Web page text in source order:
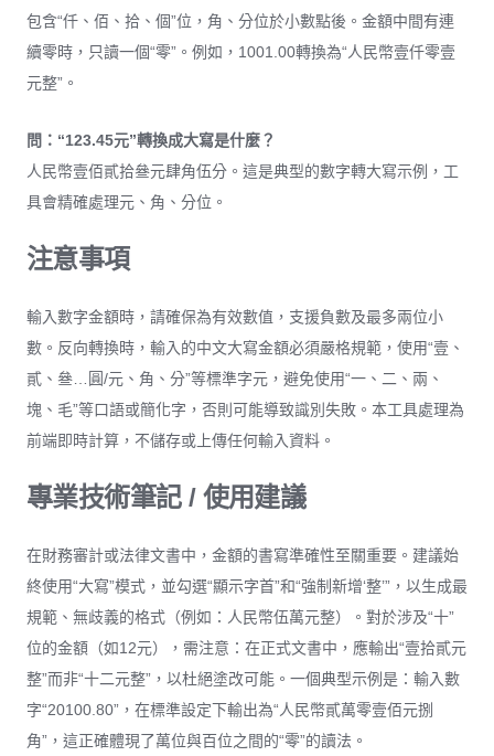
包含“仟、佰、拾、個”位，角、分位於小數點後。金額中間有連
續零時，只讀一個“零”。例如，1001.00轉換為“人民幣壹仟零壹
元整”。
問：“123.45元”轉換成大寫是什麼？
人民幣壹佰貳拾叄元肆角伍分。這是典型的數字轉大寫示例，工
具會精確處理元、角、分位。
注意事項
輸入數字金額時，請確保為有效數值，支援負數及最多兩位小
數。反向轉換時，輸入的中文大寫金額必須嚴格規範，使用“壹、
貳、叄…圓/元、角、分”等標準字元，避免使用“一、二、兩、
塊、毛”等口語或簡化字，否則可能導致識別失敗。本工具處理為
前端即時計算，不儲存或上傳任何輸入資料。
專業技術筆記 / 使用建議
在財務審計或法律文書中，金額的書寫準確性至關重要。建議始
終使用“大寫”模式，並勾選“顯示字首”和“強制新增‘整’”，以生成最
規範、無歧義的格式（例如：人民幣伍萬元整）。對於涉及“十”
位的金額（如12元），需注意：在正式文書中，應輸出“壹拾貳元
整”而非“十二元整”，以杜絕塗改可能。一個典型示例是：輸入數
字“20100.80”，在標準設定下輸出為“人民幣貳萬零壹佰元捌
角”，這正確體現了萬位與百位之間的“零”的讀法。